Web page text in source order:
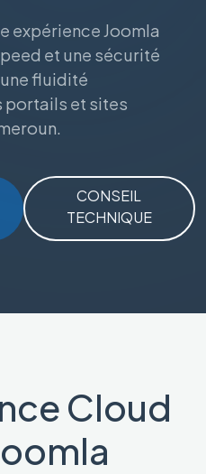
expérience Joomla
et une sécurité
fluidité
portails et sites
CONSEIL
TECHNIQUE
Cloud